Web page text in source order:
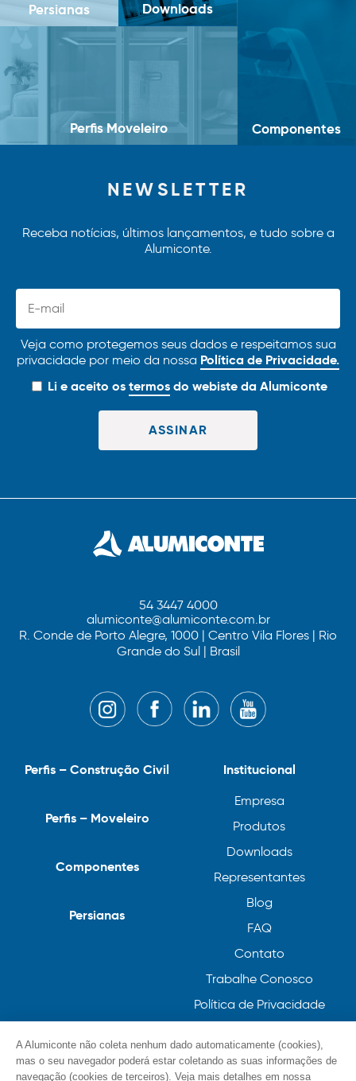
Componentes
Persianas Downloads
Perfis Moveleiro
NEWSLETTER
Receba notícias, últimos lançamentos, e tudo sobre a
Alumiconte.
Veja como protegemos seus dados e respeitamos sua
privacidade por meio da nossa Política de Privacidade.
Li e aceito ostermosdo webiste da Alumiconte
54 3447 4000
alumiconte@alumiconte.com.br
R. Conde de Porto Alegre, 1000 | Centro Vila Flores | Rio
Grande do Sul | Brasil
Institucional
Empresa
Produtos
Downloads
Representantes
Blog
FAQ
Contato
Trabalhe Conosco
Política de Privacidade
Perfis – Construção Civil
Perfis – Moveleiro
Componentes
Persianas
A Alumiconte não coleta nenhum dado automaticamente (cookies),
mas o seu navegador poderá estar coletando as suas informações de
navegação (cookies de terceiros). Veja mais detalhes em nossa